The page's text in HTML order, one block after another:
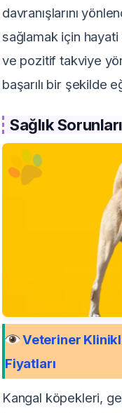
davranışlarını
sağlamak için hayati
ve pozitif takviye
başarılı bir şekilde
Sağlık
Veteriner
Fiyatları
Kangal köpekleri,